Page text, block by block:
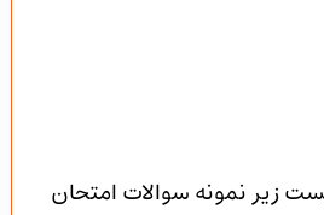
زیر نمونه سوالات امتحان